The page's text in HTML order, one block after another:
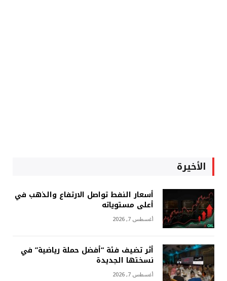
الأخيرة
أسعار النفط تواصل الارتفاع والذهب في
أعلى مستوياته
أغسطس 7, 2026
أثر تضيف فئة “أفضل حملة رياضية” في
نسختها الجديدة
أغسطس 7, 2026